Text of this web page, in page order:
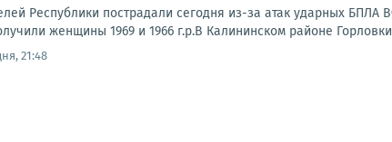
Республики пострадали сегодня из-за атак ударных
женщины 1969 и 1966 г.р.В Калининском районе
21:48